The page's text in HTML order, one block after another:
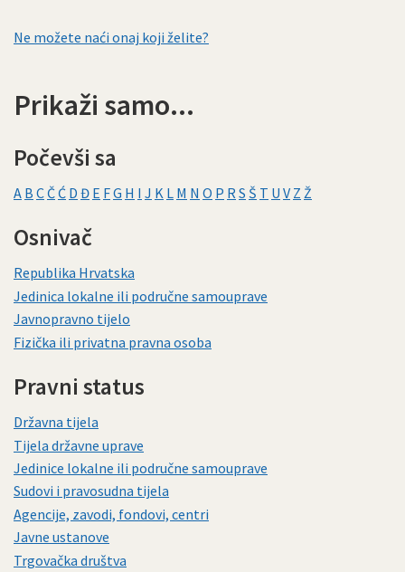
Ne možete naći onaj koji želite?
Prikaži samo...
Počevši sa
A B CČĆ D Đ E FG H I J K L M N O P R S Š T U V Z Ž
Osnivač
Republika Hrvatska
Jedinica lokalne ili područne samouprave
Javnopravno tijelo
Fizička ili privatna pravna osoba
Pravni status
Državna tijela
Tijela državne uprave
Jedinice lokalne ili područne samouprave
Sudovi i pravosudna tijela
Agencije, zavodi, fondovi, centri
Javne ustanove
Trgovačka društva